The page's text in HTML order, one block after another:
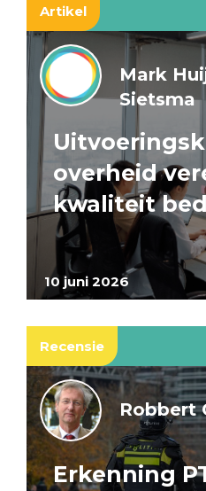
Artikel
10 juni 2026
Mark
Sietsma
overheid
kwaliteit
Recensie
Robbert
Erkenning